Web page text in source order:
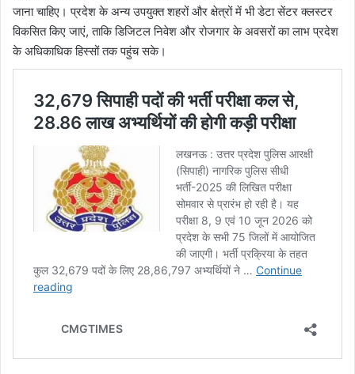
जाना चाहिए। प्रदेश के अन्य उपयुक्त शहरों और क्षेत्रों में भी डेटा सेंटर क्लस्टर
विकसित किए जाएं, ताकि डिजिटल निवेश और रोजगार के अवसरों का लाभ प्रदेश
के अधिकाधिक हिस्सों तक पहुंच सके।